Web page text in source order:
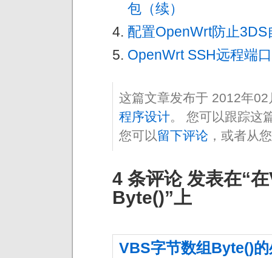
包（续）
配置OpenWrt防止3DS
OpenWrt SSH远程端
这篇文章发布于 2012年
程序设计。 您可以跟踪这
您可以留下评论 ，或者从
4 条评论 发表在“
Byte()”上
VBS字节数组Byte()